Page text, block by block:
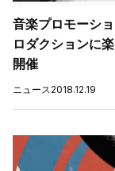
音楽プロモーシ
ロダクションに
開催
ニュース 2018.12.19